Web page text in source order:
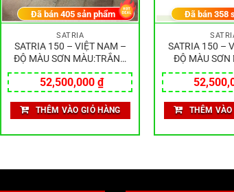
SATRIA
SATRIA 150 – VIỆT NAM –
ĐỘ MÀU SƠN MÀU:TRẮNG
XANH ĐEN
52,500,000₫
Đã bán 405sản phẩm
THÊM VÀO GIỎ HÀNG
SATRIA 150 –
ĐỘ MÀU SƠN
Đã bán 358
THÊM